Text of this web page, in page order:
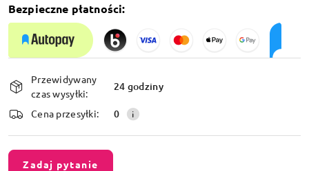
Bezpieczne płatności:
Dostępność
i
dostawa
Przewidywany
czas wysyłki:
24 godziny
Cena przesyłki: 0
Zadaj pytanie